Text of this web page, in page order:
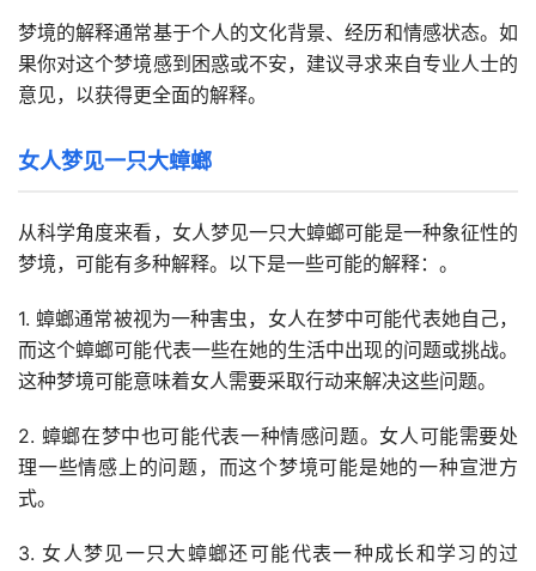
梦境的解释通常基于个人的文化背景、经历和情感状态。如
果你对这个梦境感到困惑或不安，建议寻求来自专业人士的
意见，以获得更全面的解释。
女人梦见一只大蟑螂
从科学角度来看，女人梦见一只大蟑螂可能是一种象征性的
梦境，可能有多种解释。以下是一些可能的解释：。
1. 蟑螂通常被视为一种害虫，女人在梦中可能代表她自己，
而这个蟑螂可能代表一些在她的生活中出现的问题或挑战。
这种梦境可能意味着女人需要采取行动来解决这些问题。
2. 蟑螂在梦中也可能代表一种情感问题。女人可能需要处
理一些情感上的问题，而这个梦境可能是她的一种宣泄方
式。
3. 女人梦见一只大蟑螂还可能代表一种成长和学习的过